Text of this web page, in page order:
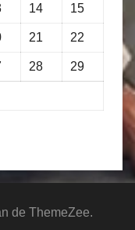
14 15
21 22
28 29
de ThemeZee.